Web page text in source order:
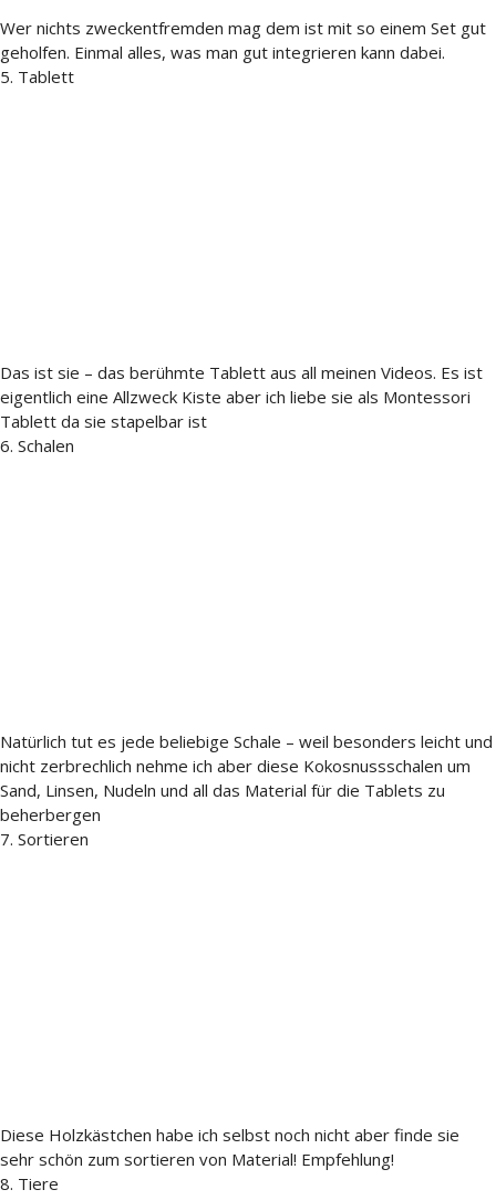
Wer nichts zweckentfremden mag dem ist mit so einem Set gut
geholfen. Einmal alles, was man gut integrieren kann dabei.
5. Tablett
Das ist sie – das berühmte Tablett aus all meinen Videos. Es ist
eigentlich eine Allzweck Kiste aber ich liebe sie als Montessori
Tablett da sie stapelbar ist
6. Schalen
Natürlich tut es jede beliebige Schale – weil besonders leicht und
nicht zerbrechlich nehme ich aber diese Kokosnussschalen um
Sand, Linsen, Nudeln und all das Material für die Tablets zu
beherbergen
7. Sortieren
Diese Holzkästchen habe ich selbst noch nicht aber finde sie
sehr schön zum sortieren von Material! Empfehlung!
8. Tiere